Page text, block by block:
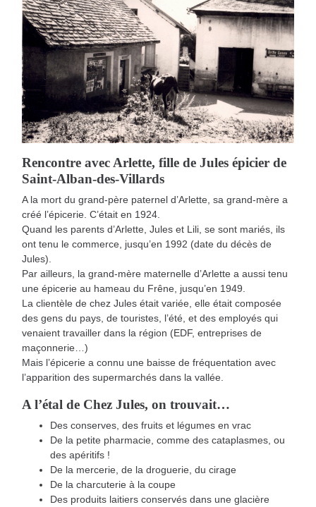
Rencontre avec Arlette, fille de Jules épicier de
Saint-Alban-des-Villards
A la mort du grand-père paternel d’Arlette, sa grand-mère a
créé l’épicerie. C’était en 1924.
Quand les parents d’Arlette, Jules et Lili, se sont mariés, ils
ont tenu le commerce, jusqu’en 1992 (date du décès de
Jules).
Par ailleurs, la grand-mère maternelle d’Arlette a aussi tenu
une épicerie au hameau du Frêne, jusqu’en 1949.
La clientèle de chez Jules était variée, elle était composée
des gens du pays, de touristes, l’été, et des employés qui
venaient travailler dans la région (EDF, entreprises de
maçonnerie…)
Mais l’épicerie a connu une baisse de fréquentation avec
l’apparition des supermarchés dans la vallée.
A l’étal de Chez Jules, on trouvait…
Des conserves, des fruits et légumes en vrac
De la petite pharmacie, comme des cataplasmes, ou
des apéritifs !
De la mercerie, de la droguerie, du cirage
De la charcuterie à la coupe
Des produits laitiers conservés dans une glacière